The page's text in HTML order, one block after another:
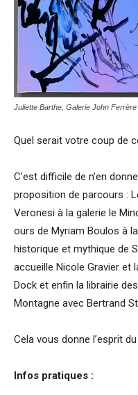
Juliette Barthe, Galerie John Ferrère
Quel serait votre coup de
C’est difficile de n’en
proposition de parcours :
Veronesi à la galerie le
ours de Myriam Boulos à
historique et mythique de
accueille Nicole Gravier et
Dock et enfin la librairie
Montagne avec Bertrand
Cela vous donne l’esprit
Infos pratiques :